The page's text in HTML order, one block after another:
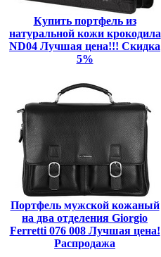
Купить портфель из
натуральной кожи крокодила
ND04 Лучшая цена!!! Скидка
5%
Портфель мужской кожаный
на два отделения Giorgio
Ferretti 076 008 Лучшая цена!
Распродажа